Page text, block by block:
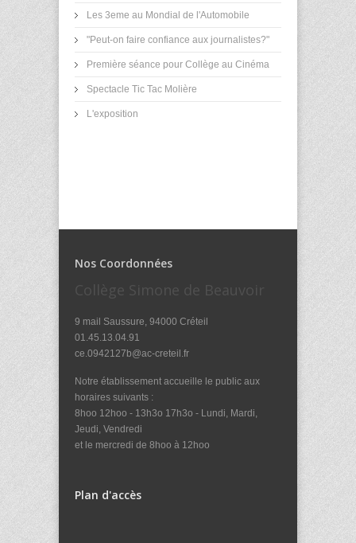
Les 3eme au Mondial de l'Automobile
"Peut-on faire confiance aux journalistes?"
Première séance pour Collège au Cinéma
Spectacle Tic Tac Molière
L'exposition
Nos Coordonnées
Collège Simone de Beauvoir
9 mail Saussure, 94000 Créteil
01.45.13.04.91
ce.0942127b@ac-creteil.fr
Notre établissement accueille le public aux
horaires suivants :
8hoo 12hoo - 13h3o 17h3o - Lundi, Mardi,
Jeudi, Vendredi
et le mercredi de 8hoo à 12hoo
Plan d'accès